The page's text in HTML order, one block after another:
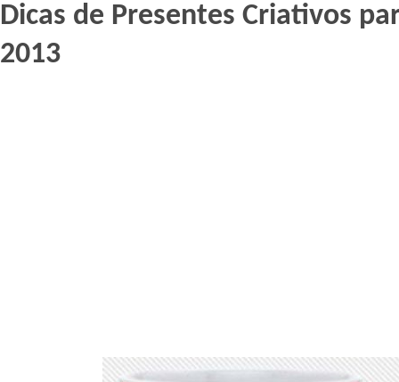
Dicas de Presentes Criativos
2013